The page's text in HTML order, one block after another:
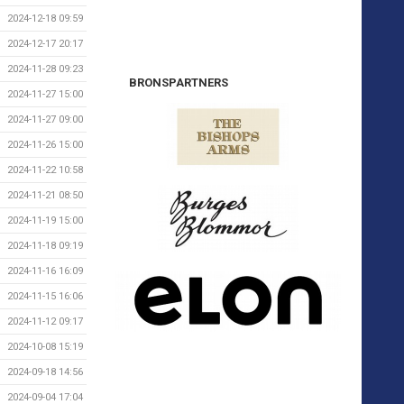
2024-12-18 09:59
2024-12-17 20:17
2024-11-28 09:23
2024-11-27 15:00
2024-11-27 09:00
2024-11-26 15:00
2024-11-22 10:58
2024-11-21 08:50
2024-11-19 15:00
2024-11-18 09:19
2024-11-16 16:09
2024-11-15 16:06
2024-11-12 09:17
2024-10-08 15:19
2024-09-18 14:56
2024-09-04 17:04
BRONSPARTNERS